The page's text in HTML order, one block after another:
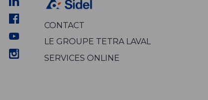
CONTACT
LE GROUPE TETRA LAVAL
SERVICES ONLINE